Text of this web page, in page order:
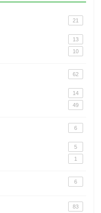
21
13
10
62
14
49
6
5
1
6
83